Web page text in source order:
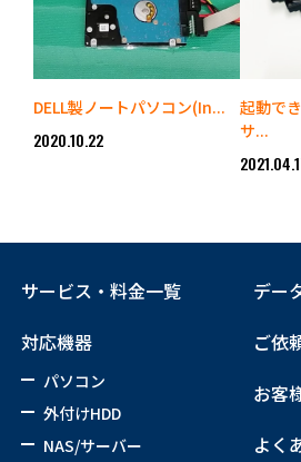
DELL製ノートパソコン(In...
2020.10.22
起動で
サ...
サービス・料金一覧
対応機器
パソコン
外付けHDD
NAS/サーバー
デー
ご依
お客
よく